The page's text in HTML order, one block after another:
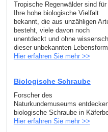
Tropische Regenwälder sind für
Ihre hohe biologische Vielfalt
bekannt, die aus unzähligen
besteht, viele davon noch
unentdeckt und ohne
dieser unbekannten
Hier erfahren Sie mehr >>
Biologische Schraube
Forscher des
Naturkundemuseums
biologische Schraube in
Hier erfahren Sie mehr >>